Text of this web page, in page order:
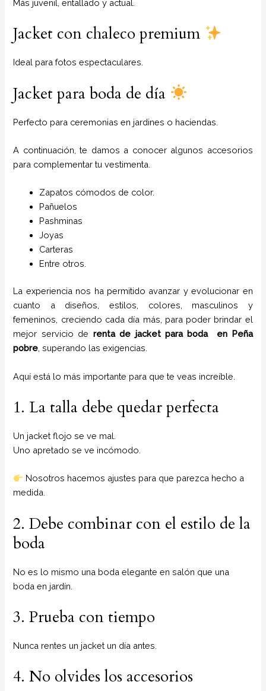
Más juvenil, entallado y actual.
Jacket con chaleco premium
Ideal para fotos espectaculares.
Jacket para boda de día
Perfecto para ceremonias en jardines o haciendas.
A continuación, te damos a conocer algunos accesorios
para complementar tu vestimenta.
Zapatos cómodos de color.
Pañuelos
Pashminas
Joyas
Carteras
Entre otros.
La experiencia nos ha permitido avanzar y evolucionar en
cuanto a diseños, estilos, colores, masculinos y
femeninos, creciendo cada día más, para poder brindar el
mejor servicio de renta de jacket para boda en Peña
pobre , superando las exigencias.
Aquí está lo más importante para que te veas increíble.
1. La talla debe quedar perfecta
Un jacket flojo se ve mal.
Uno apretado se ve incómodo.
Nosotros hacemos ajustes para que parezca hecho a
medida.
2. Debe combinar con el estilo de la
boda
No es lo mismo una boda elegante en salón que una
boda en jardín.
3. Prueba con tiempo
Nunca rentes un jacket un día antes.
4. No olvides los accesorios